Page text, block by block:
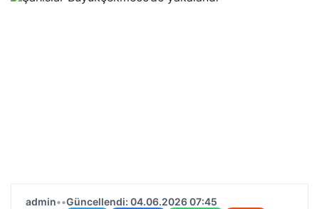
admin••Güncellendi: 04.06.2026 07:45